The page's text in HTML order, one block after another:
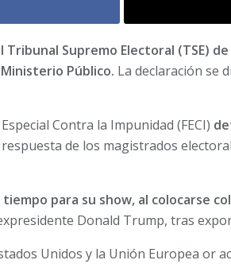
Tribunal Supremo Electoral (TSE)
Público. La declaración se
Contra la Impunidad (FECI)
de los magistrados
para su show, al colocarse
Donald Trump, tras
Unidos y la Unión Europea or